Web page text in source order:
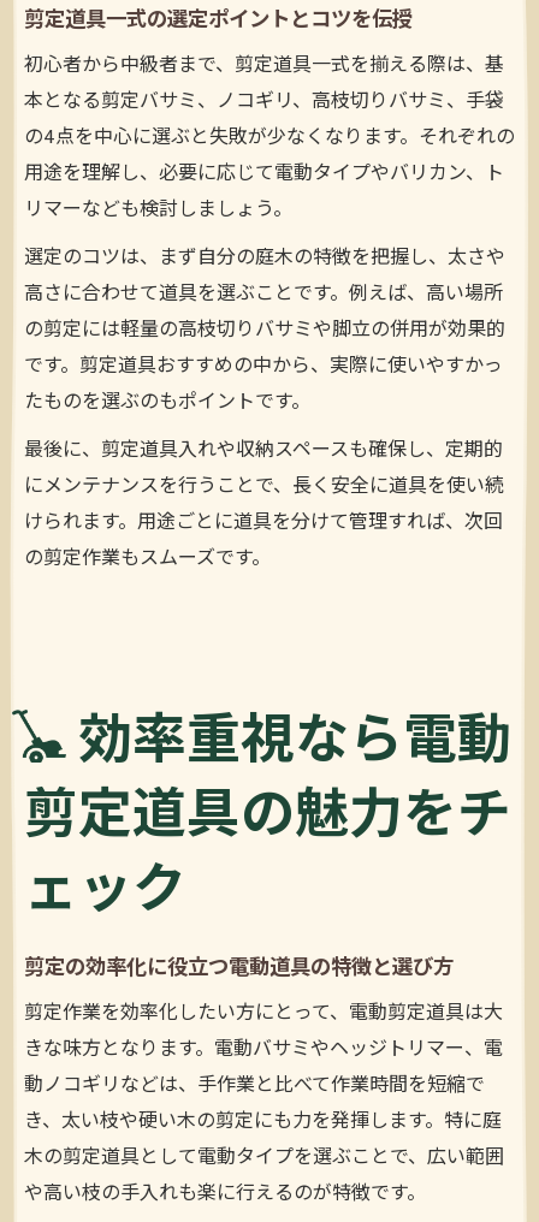
剪定道具一式の選定ポイントとコツを伝授
初心者から中級者まで、剪定道具一式を揃える際は、基
本となる剪定バサミ、ノコギリ、高枝切りバサミ、手袋
の4点を中心に選ぶと失敗が少なくなります。それぞれの
用途を理解し、必要に応じて電動タイプやバリカン、ト
リマーなども検討しましょう。
選定のコツは、まず自分の庭木の特徴を把握し、太さや
高さに合わせて道具を選ぶことです。例えば、高い場所
の剪定には軽量の高枝切りバサミや脚立の併用が効果的
です。剪定道具おすすめの中から、実際に使いやすかっ
たものを選ぶのもポイントです。
最後に、剪定道具入れや収納スペースも確保し、定期的
にメンテナンスを行うことで、長く安全に道具を使い続
けられます。用途ごとに道具を分けて管理すれば、次回
の剪定作業もスムーズです。
効率重視なら電動
剪定道具の魅力をチ
ェック
剪定の効率化に役立つ電動道具の特徴と選び方
剪定作業を効率化したい方にとって、電動剪定道具は大
きな味方となります。電動バサミやヘッジトリマー、電
動ノコギリなどは、手作業と比べて作業時間を短縮で
き、太い枝や硬い木の剪定にも力を発揮します。特に庭
木の剪定道具として電動タイプを選ぶことで、広い範囲
や高い枝の手入れも楽に行えるのが特徴です。